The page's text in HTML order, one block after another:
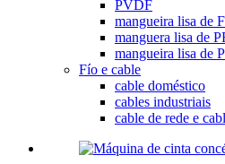
PVDF
mangueira lisa de
manguera lisa de
mangueira lisa de
Fío e cable
cable doméstico
cables industriais
cable de rede e